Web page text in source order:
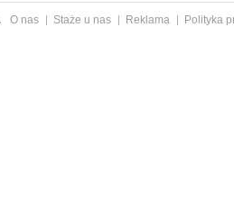
O nas Staże u nas Reklama
Polityka